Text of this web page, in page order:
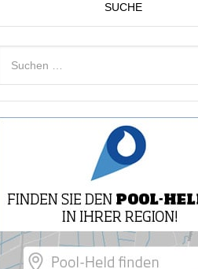
SUCHE